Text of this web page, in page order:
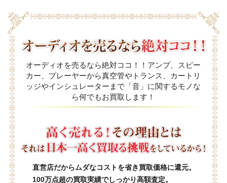
オーディオを売るなら絶対ココ！！アンプ、スピー
カー、プレーヤーから真空管やトランス、カートリ
ッジやインシュレーターまで「音」に関するモノな
ら何でもお買取します！
直営店だからムダなコストを省き買取価格に還元。
100万点超の買取実績でしっかり高額査定。